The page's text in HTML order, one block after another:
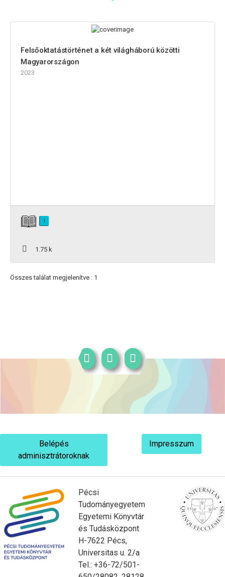
Felsőoktatástörténet a két világháború közötti
Magyarországon
2023
1
1.75 k
Összes találat megjelenítve : 1
Belépés
adminisztrátoroknak
Impresszum
Pécsi
Tudományegyetem
Egyetemi Könyvtár
és Tudásközpont
H-7622 Pécs,
Universitas u. 2/a
Tel.: +36-72/501-